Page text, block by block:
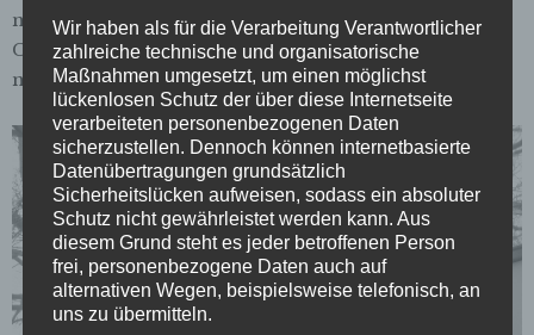
noch die Nachricht der Ärzte, die ihr sagten, ihre
Chance, schwanger werden zu können, betrage nur
noch 20 Prozent. Sie hätte so gern Kinder!
Wir haben als für die Verarbeitung Verantwortlicher
zahlreiche technische und organisatorische
Maßnahmen umgesetzt, um einen möglichst
lückenlosen Schutz der über diese Internetseite
verarbeiteten personenbezogenen Daten
sicherzustellen. Dennoch können internetbasierte
Datenübertragungen grundsätzlich
Sicherheitslücken aufweisen, sodass ein absoluter
Schutz nicht gewährleistet werden kann. Aus
diesem Grund steht es jeder betroffenen Person
frei, personenbezogene Daten auch auf
alternativen Wegen, beispielsweise telefonisch, an
uns zu übermitteln.